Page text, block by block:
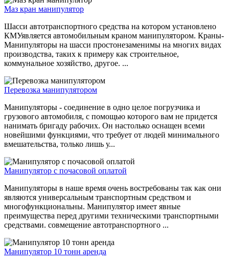
Маз кран манипулятор
Шасси автотранспортного средства на котором установлено
КМУявляется автомобильным краном манипулятором. Краны-
Манипуляторы на шасси простонезаменимы на многих видах
производства, таких к примеру как строительное,
коммунальное хозяйство, другое. ...
Перевозка манипулятором
Манипуляторы - соединение в одно целое погрузчика и
грузового автомобиля, с помощью которого вам не придется
нанимать бригаду рабочих. Он настолько оснащен всеми
новейшими функциями, что требует от людей минимального
вмешательства, только лишь у...
Манипулятор с почасовой оплатой
Манипуляторы в наше время очень востребованы так как они
являются универсальным транспортным средством и
многофункциональны. Манипулятор имеет явные
преимущества перед другими техническими транспортными
средствами. совмещение автотранспортного ...
Манипулятор 10 тонн аренда